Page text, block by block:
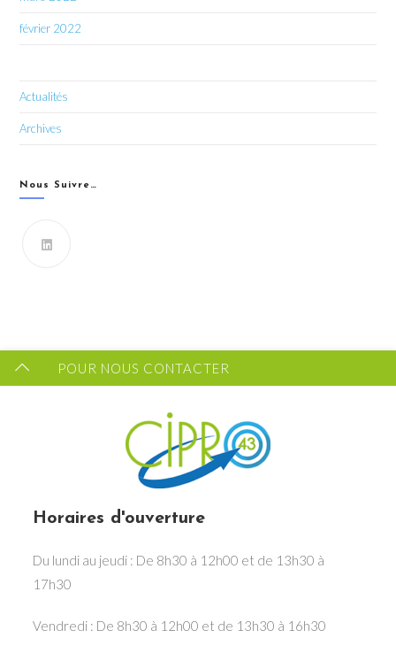
février 2022
Actualités
Archives
Nous Suivre…
Vous souhaitez recevoir les dernières infos du CIPRO
POUR NOUS CONTACTER
Horaires d'ouverture
Du lundi au jeudi : De 8h30 à 12h00 et de 13h30 à
17h30
Vendredi : De 8h30 à 12h00 et de 13h30 à 16h30